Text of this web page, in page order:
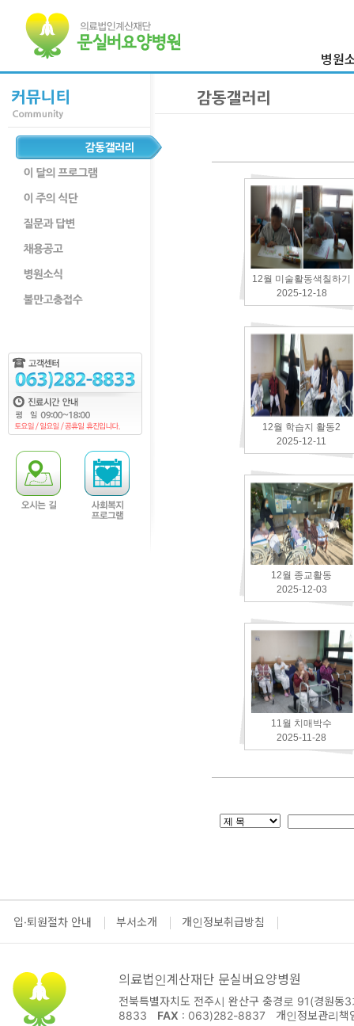
병원
병원
병원둘
부서
찾아오
12월 미술활동색칠하기
2025-12-18
12월 학습지 활동2
2025-12-11
12월 종교활동
2025-12-03
11월 치매박수
2025-11-28
입·퇴원절차 안내 부서소개 개인정보취급방침
의료법인계산재단 문실버요양병원
전북특별자치도 전주시 완산구 충경로 91(경원동
8833
FAX : 063)282-8837 개인정보관리책